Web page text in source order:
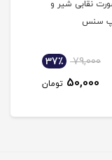
نقابی شیر و
سنس
79,000 37٪
50,000 تومان